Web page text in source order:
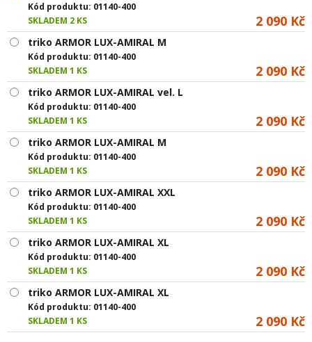
Kód produktu: 01140-400
SKLADEM 2 KS
2 090 Kč
triko ARMOR LUX-AMIRAL M
Kód produktu: 01140-400
SKLADEM 1 KS
2 090 Kč
triko ARMOR LUX-AMIRAL vel. L
Kód produktu: 01140-400
SKLADEM 1 KS
2 090 Kč
triko ARMOR LUX-AMIRAL M
Kód produktu: 01140-400
SKLADEM 1 KS
2 090 Kč
triko ARMOR LUX-AMIRAL XXL
Kód produktu: 01140-400
SKLADEM 1 KS
2 090 Kč
triko ARMOR LUX-AMIRAL XL
Kód produktu: 01140-400
SKLADEM 1 KS
2 090 Kč
triko ARMOR LUX-AMIRAL XL
Kód produktu: 01140-400
SKLADEM 1 KS
2 090 Kč